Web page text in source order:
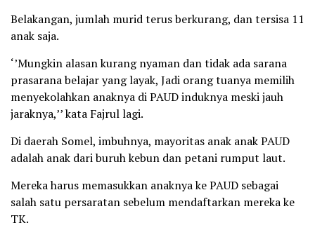
Belakangan, jumlah murid terus berkurang, dan tersisa 11
anak saja.
‘’Mungkin alasan kurang nyaman dan tidak ada sarana
prasarana belajar yang layak, Jadi orang tuanya memilih
menyekolahkan anaknya di PAUD induknya meski jauh
jaraknya,’’ kata Fajrul lagi.
Di daerah Somel, imbuhnya, mayoritas anak anak PAUD
adalah anak dari buruh kebun dan petani rumput laut.
Mereka harus memasukkan anaknya ke PAUD sebagai
salah satu persaratan sebelum mendaftarkan mereka ke
TK.